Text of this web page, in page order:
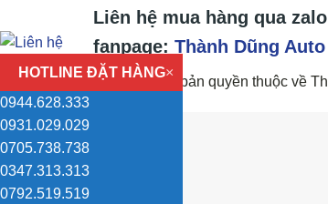
Liên hệ mua hàng qua zalo
fanpage: Thành Dũng Auto
(Hình ảnh có bản quyền thuộc về
HOTLINE ĐẶT HÀNG×
0944.628.333
0931.029.029
0705.738.738
0347.313.313
0792.519.519